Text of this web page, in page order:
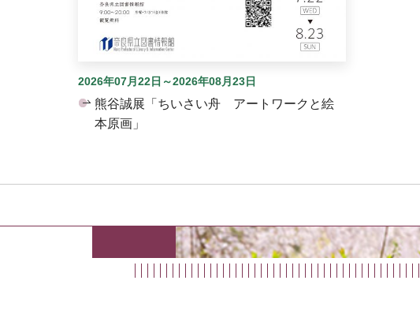
2026年07月22日～2026年08月23日
熊谷誠展「ちいさい舟 アートワークと絵
本原画」